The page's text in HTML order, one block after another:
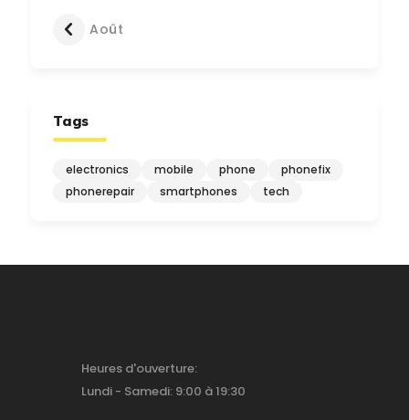
« Août
Tags
electronics mobile phone
phonefix
phonerepair
smartphones tech
Heures d'ouverture:
Lundi - Samedi: 9:00 à 19:30